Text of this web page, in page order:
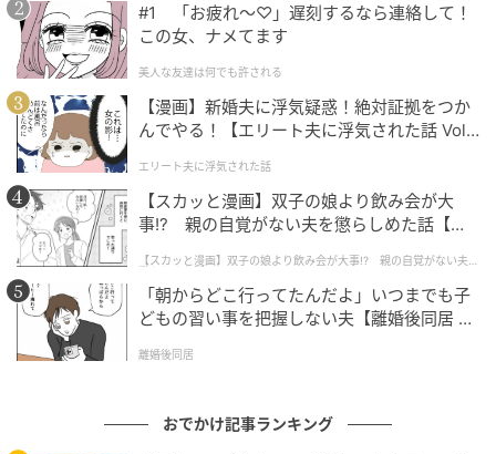
母の日限定ギフト#1 「お疲れ〜♡」遅刻するなら連絡して！
この女、ナメてます
美人な友達は何でも許される
【漫画】新婚夫に浮気疑惑！絶対証拠をつか
んでやる！【エリート夫に浮気された話 Vol.
エリート夫に浮気された話
【スカッと漫画】双子の娘より飲み会が大
事!? 親の自覚がない夫を懲らしめた話【第1
【スカッと漫画】双子の娘より飲み会が大事!? 親の自覚がない夫を
懲らしめた話
「朝からどこ行ってたんだよ」いつまでも子
どもの習い事を把握しない夫【離婚後同居 Vo
離婚後同居
おでかけ記事ランキング